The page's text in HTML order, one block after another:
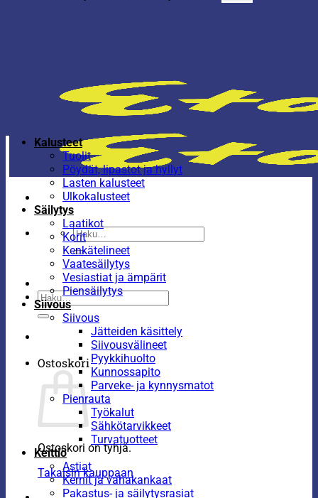
Etsi:
Etsi:
Ostoskori
Ostoskori on tyhjä.
Takaisin kauppaan
Kalusteet
Tuolit
Pöydät, lipastot ja hyllyt
Lasten kalusteet
Ulkokalusteet
Säilytys
Laatikot
Korit
Kenkätelineet
Vaatesäilytys
Vesiastiat ja ämpärit
Piensäilytys
Siivous
Siivous
Jätteiden käsittely
Siivousvälineet
Pyykkihuolto
Kunnossapito
Parveke- ja kynnysmatot
Pienrauta
Työkalut
Sähkötarvikkeet
Turvatuotteet
Keittiö
Astiat
Kernit ja vahakankaat
Pakastus- ja säilytysrasiat